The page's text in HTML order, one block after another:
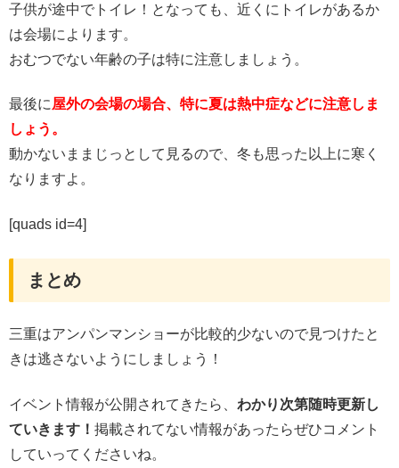
子供が途中でトイレ！となっても、近くにトイレがあるか
は会場によります。
おむつでない年齢の子は特に注意しましょう。
最後に屋外の会場の場合、特に夏は熱中症などに注意しま
しょう。
動かないままじっとして見るので、冬も思った以上に寒く
なりますよ。
[quads id=4]
まとめ
三重はアンパンマンショーが比較的少ないので見つけたと
きは逃さないようにしましょう！
イベント情報が公開されてきたら、 わかり次第随時更新し
ていきます！ 掲載されてない情報があったらぜひコメント
していってくださいね。